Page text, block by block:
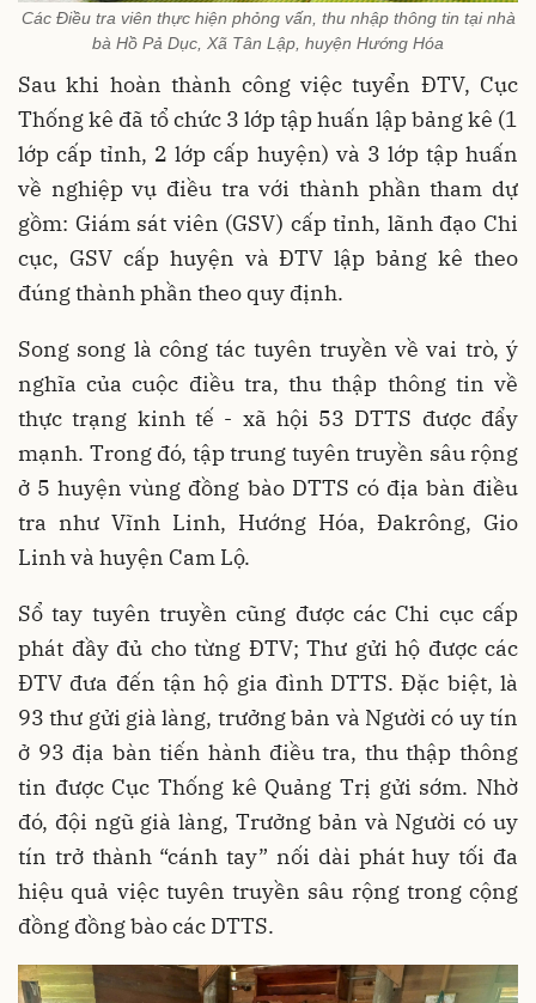
Các Điều tra viên thực hiện phỏng vấn, thu nhập thông tin tại nhà
bà Hồ Pả Dục, Xã Tân Lập, huyện Hướng Hóa
Sau khi hoàn thành công việc tuyển ĐTV, Cục
Thống kê đã tổ chức 3 lớp tập huấn lập bảng kê (1
lớp cấp tỉnh, 2 lớp cấp huyện) và 3 lớp tập huấn
về nghiệp vụ điều tra với thành phần tham dự
gồm: Giám sát viên (GSV) cấp tỉnh, lãnh đạo Chi
cục, GSV cấp huyện và ĐTV lập bảng kê theo
đúng thành phần theo quy định.
Song song là công tác tuyên truyền về vai trò, ý
nghĩa của cuộc điều tra, thu thập thông tin về
thực trạng kinh tế - xã hội 53 DTTS được đẩy
mạnh. Trong đó, tập trung tuyên truyền sâu rộng
ở 5 huyện vùng đồng bào DTTS có địa bàn điều
tra như Vĩnh Linh, Hướng Hóa, Đakrông, Gio
Linh và huyện Cam Lộ.
Sổ tay tuyên truyền cũng được các Chi cục cấp
phát đầy đủ cho từng ĐTV; Thư gửi hộ được các
ĐTV đưa đến tận hộ gia đình DTTS. Đặc biệt, là
93 thư gửi già làng, trưởng bản và Người có uy tín
ở 93 địa bàn tiến hành điều tra, thu thập thông
tin được Cục Thống kê Quảng Trị gửi sớm. Nhờ
đó, đội ngũ già làng, Trưởng bản và Người có uy
tín trở thành “cánh tay” nối dài phát huy tối đa
hiệu quả việc tuyên truyền sâu rộng trong cộng
đồng đồng bào các DTTS.